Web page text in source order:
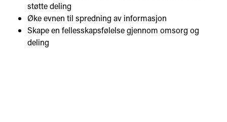
støtte deling
Øke evnen til spredning av informasjon
Skape en fellesskapsfølelse gjennom omsorg og
deling